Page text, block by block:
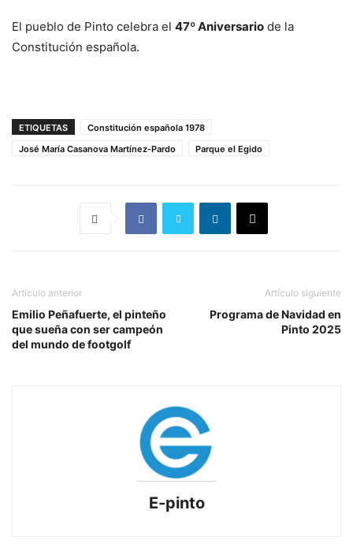
El pueblo de Pinto celebra el 47º Aniversario de la
Constitución española.
ETIQUETAS
Constitución española 1978
José María Casanova Martínez-Pardo
Parque el Egido
Artículo anterior
Emilio Peñafuerte, el pinteño
que sueña con ser campeón
del mundo de footgolf
Artículo siguiente
Programa de Navidad en
Pinto 2025
E-pinto